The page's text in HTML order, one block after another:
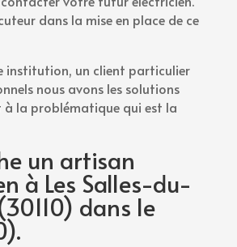
dans la mise en place de ce
institution, un client particulier
nous avons les solutions
la problématique qui est la
un artisan
à Les Salles-du-
dans le